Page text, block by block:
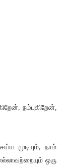
நம்புகிறேன்,
முடியும், நாம்
ஒரு